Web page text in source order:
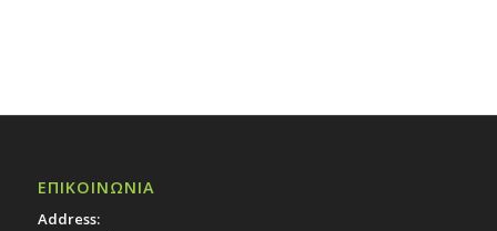
ΕΠΙΚΟΙΝΩΝΙΑ
Address: